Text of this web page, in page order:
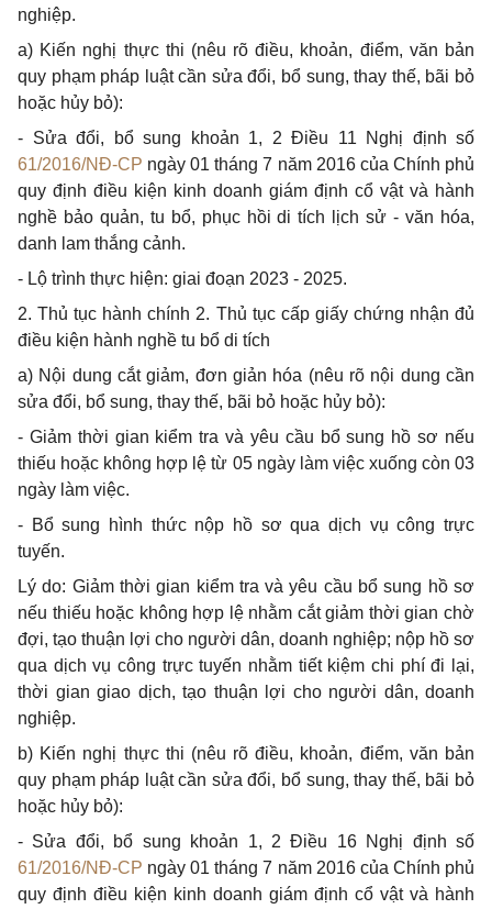
nghiệp.
a) Kiến nghị thực thi (nêu rõ điều, khoản, điểm, văn bản
quy phạm pháp luật cần sửa đổi, bổ sung, thay thế, bãi bỏ
hoặc hủy bỏ):
- Sửa đổi, bổsung khoản 1,
2 Điều 11 Nghị định số
61/2016/NĐ-CP ngày 01 tháng 7 năm 2016 của Chính phủ
quy định điều kiện kinh doanh giám định cổ vật và hành
nghề bảo quản, tu bổ, phục hồi di tích lịch sử - văn hóa,
danh lam thắng cảnh.
- Lộ trình thực hiện: giai đoạn 2023 - 2025.
2.Thủ tục hành chính 2. Thủ tục cấp giấy chứng nhận đủ
điều kiện hành nghề tu bổ di tích
a) Nội dung cắt giảm, đơn giản hóa (nêu rõ nội dung cần
sửa đổi, bổ sung, thay thế, bãi bỏ hoặc hủy bỏ):
- Giảm thời gian kiểm tra và yêu cầu bổ sung hồ sơ nếu
thiếu hoặc không hợp lệ từ 05 ngày làm việc xuống còn 03
ngày làm việc.
- Bổ sung hình thức nộp hồ sơ qua dịch vụ công trực
tuyến.
Lý do: Giảm thời gian kiểm tra và yêu cầu bổ sung hồ sơ
nếu thiếu hoặc không hợp lệ nhằm cắt giảm thời gian chờ
đợi, tạo thuận lợi cho người dân, doanh nghiệp; nộp hồ sơ
qua dịch vụ công trực tuyến nhằm tiết kiệm chi phí đi lại,
thời gian giao dịch, tạo thuận lợi cho người dân, doanh
nghiệp.
b) Kiến nghị thực thi (nêu rõ điều, khoản, điểm, văn bản
quy phạm pháp luật cần sửa đổi, bổ sung, thay thế, bãi bỏ
hoặc hủy bỏ):
- Sửa đổi, bổ sung khoản 1, 2 Điều 16 Nghị định số
61/2016/NĐ-CP ngày 01 tháng 7 năm 2016 của Chính phủ
quy định điều kiện kinh doanh giám định cổ vật và hành